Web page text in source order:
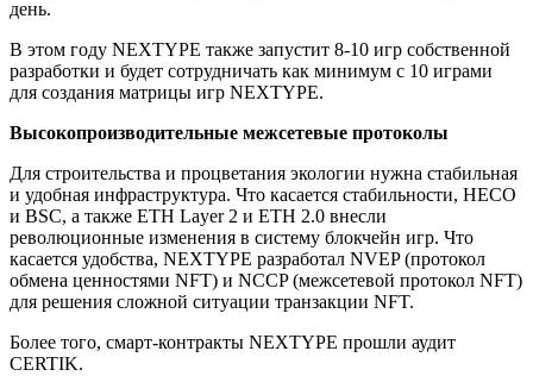
день.
В этом году NEXTYPE также запустит 8-10 игр собственной
разработки и будет сотрудничать как минимум с 10 играми
для создания матрицы игр NEXTYPE.
Высокопроизводительные межсетевые протоколы
Для строительства и процветания экологии нужна стабильная
и удобная инфраструктура. Что касается стабильности, HECO
и BSC, а также ETH Layer 2 и ETH 2.0 внесли
революционные изменения в систему блокчейн игр. Что
касается удобства, NEXTYPE разработал NVEP (протокол
обмена ценностями NFT) и NCCP (межсетевой протокол NFT)
для решения сложной ситуации транзакции NFT.
Более того, смарт-контракты NEXTYPE прошли аудит
CERTIK.